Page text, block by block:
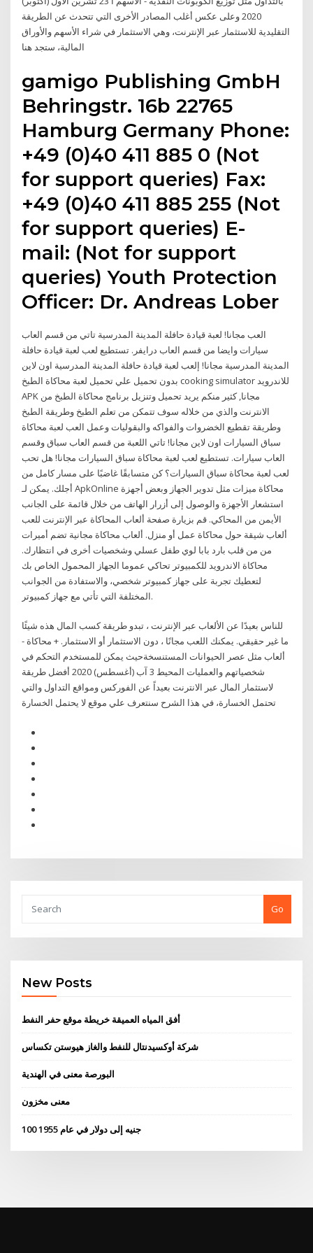
2020 وعلى عكس أغلب المصادر الأخرى التي تتحدث عن الطريقة
التقليدية للاستثمار عبر الإنترنت، وهي الاستثمار في شراء الأسهم والأوراق
gamigo Publishing GmbH
Behringstr. 16b 22765
Hamburg Germany Phone:
+49 (0)40 411 885 0 (Not
for support queries) Fax:
+49 (0)40 411 885 255 (Not
for support queries) E-
mail: (Not for support
queries) Youth Protection
Officer: Dr. Andreas Lober
العب مجانا! لعبة قيادة حافلة المدينة المدرسية تاتي من قسم العاب
سيارات وايضا من قسم العاب درايفر. تستطيع لعب لعبة قيادة حافلة
المدينة المدرسية مجانا! إلعب لعبة قيادة حافلة المدينة المدرسية اون لاين
بدون تحميل علي تحميل لعبة محاكاة الطبخ cooking simulator للاندرويد
APK مجانا, كثير منكم يريد تحميل وتنزيل برنامج محاكاة الطبخ من
الانترنت والذي من خلاله سوف تتمكن من تعلم الطبخ وطريقة الطبخ
وطريقة تقطيع الخضروات والفواكه والبقوليات وعمل العب لعبة محاكاة
سباق السيارات اون لاين مجانا! تاتي اللعبة من قسم العاب سباق وقسم
العاب سيارات. تستطيع لعب لعبة محاكاة سباق السيارات مجانا! هل تحب
لعب لعبة محاكاة سباق السيارات؟ كن متسابقًا غاضبًا على مسار كامل من
أجلك. يمكن لـ ApkOnline محاكاة ميزات مثل تدوير الجهاز وبعض أجهزة
استشعار الأجهزة والوصول إلى أزرار الهاتف من خلال قائمة على الجانب
الأيمن من المحاكي. قم بزيارة صفحة ألعاب المحاكاة عبر الإنترنت للعب
ألعاب شيقة حول محاكاة عمل أو منزل. ألعاب محاكاة مجانية تضم أميرات
من من قلب بارد بابا لوي طفل عسلي وشخصيات أخرى في انتظارك.
محاكاة الاندرويد للكمبيوتر تحاكي عموما الجهاز المحمول الخاص بك
لتعطيك تجربة على جهاز كمبيوتر شخصي، والاستفادة من الجوانب
المختلفة التي تأتي مع جهاز كمبيوتر.
للناس بعيدًا عن الألعاب عبر الإنترنت ، تبدو طريقة كسب المال هذه شيئًا
ما غير حقيقي. يمكنك اللعب مجانًا ، دون الاستثمار أو الاستثمار. + محاكاة -
ألعاب مثل عصر الحيوانات المستنسخةحيث يمكن للمستخدم التحكم في
شخصياتهم والعمليات المحيط 3 آب (أغسطس) 2020 أفضل طريقة
لاستثمار المال عبر الانترنت بعيداً عن الفوركس ومواقع التداول والتي
Go
New Posts
أفق المياه العميقة خريطة موقع حفر النفط
شركة أوكسيدنتال للنفط والغاز هيوستن تكساس
البورصة معنى في الهندية
معنى مخزون
100 جنيه إلى دولار في عام 1955